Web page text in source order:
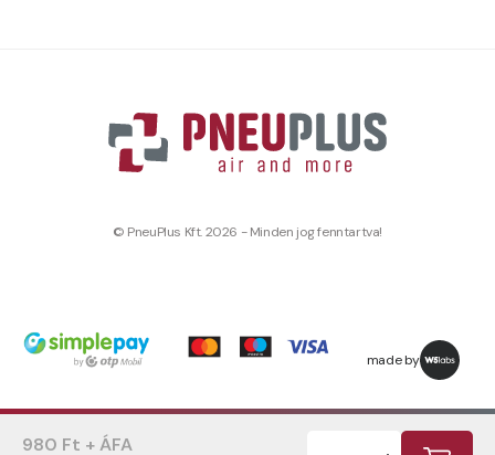
980 Ft + ÁFA
© PneuPlus Kft. 2026 - Minden jog fenntartva!
made by